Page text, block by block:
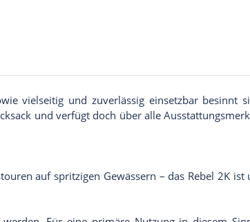
vielseitig und zuverlässig einsetzbar besinnt
und verfügt doch über alle
auf spritzigen Gewässern – das Rebel 2K ist